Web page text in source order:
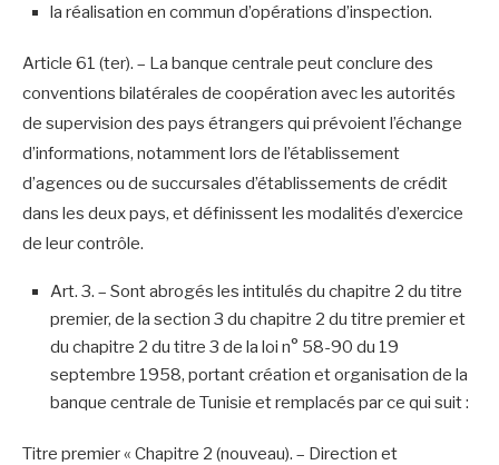
la réalisation en commun d’opérations d’inspection.
Article 61 (ter). – La banque centrale peut conclure des
conventions bilatérales de coopération avec les autorités
de supervision des pays étrangers qui prévoient l’échange
d’informations, notamment lors de l’établissement
d’agences ou de succursales d’établissements de crédit
dans les deux pays, et définissent les modalités d’exercice
de leur contrôle.
Art. 3. – Sont abrogés les intitulés du chapitre 2 du titre
premier, de la section 3 du chapitre 2 du titre premier et
du chapitre 2 du titre 3 de la loi n° 58-90 du 19
septembre 1958, portant création et organisation de la
banque centrale de Tunisie et remplacés par ce qui suit :
Titre premier « Chapitre 2 (nouveau). – Direction et